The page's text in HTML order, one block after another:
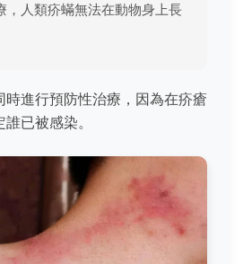
，人類疥蟎無法在動物身上長
時進行預防性治療，因為在疥瘡
已被感染。